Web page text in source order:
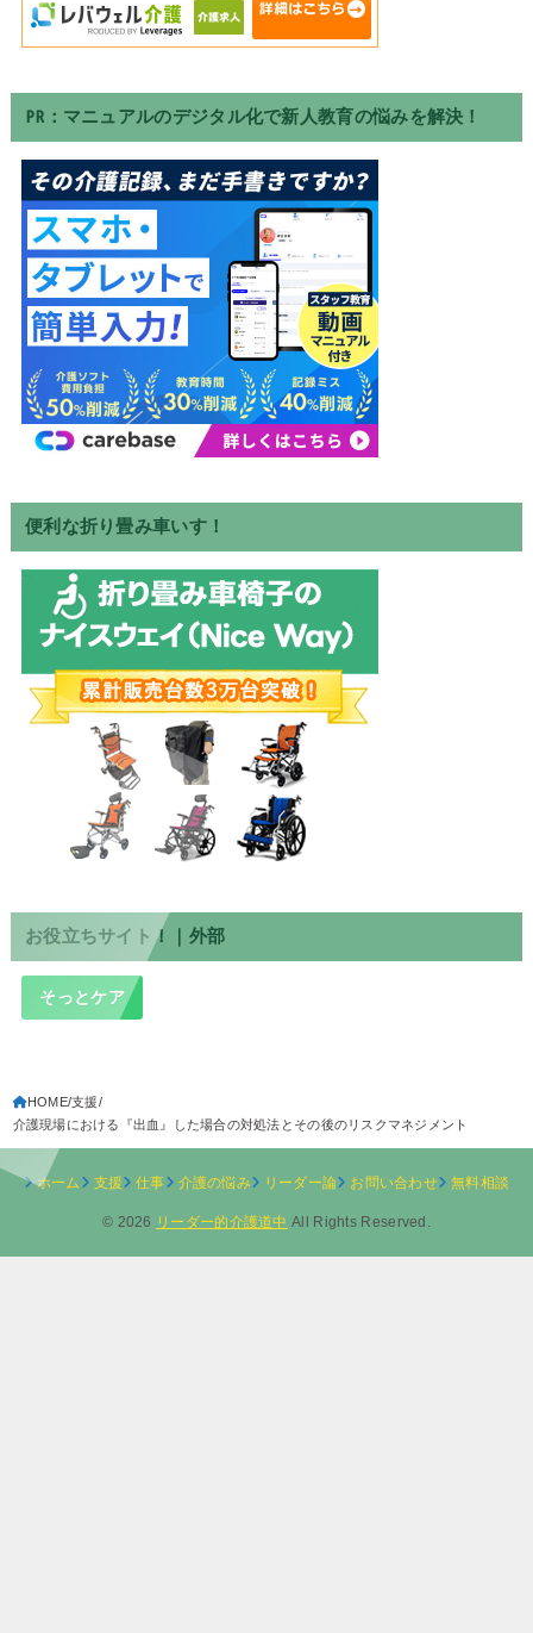
PR：マニュアルのデジタル化で新人教育の悩みを解決！
便利な折り畳み車いす！
お役立ちサイト！｜外部
そっとケア
HOME 支援
介護現場における『出血』した場合の対処法とその後のリスクマネジメント
ホーム 支援 仕事 介護の悩み リーダー論 お問い合わせ 無料相談
© 2026 リーダー的介護道中 All Rights Reserved.